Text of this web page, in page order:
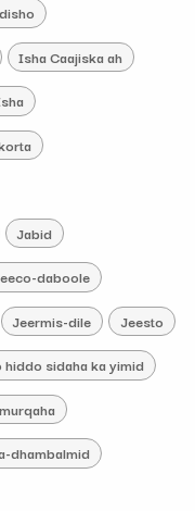
Isha Caajiska ah
Jabid
daboole
Jeermis-dile Jeesto
hiddo sidaha ka yimid
dhambalmid